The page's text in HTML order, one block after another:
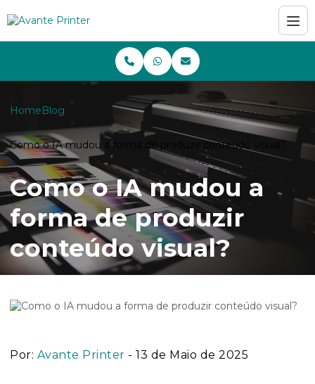
HomeBlog
Como o IA mudou a forma de produzir conteúdo visual?
Como o IA mudou a
forma de produzir
conteúdo visual?
Por: Avante Printer - 13 de Maio de 2025